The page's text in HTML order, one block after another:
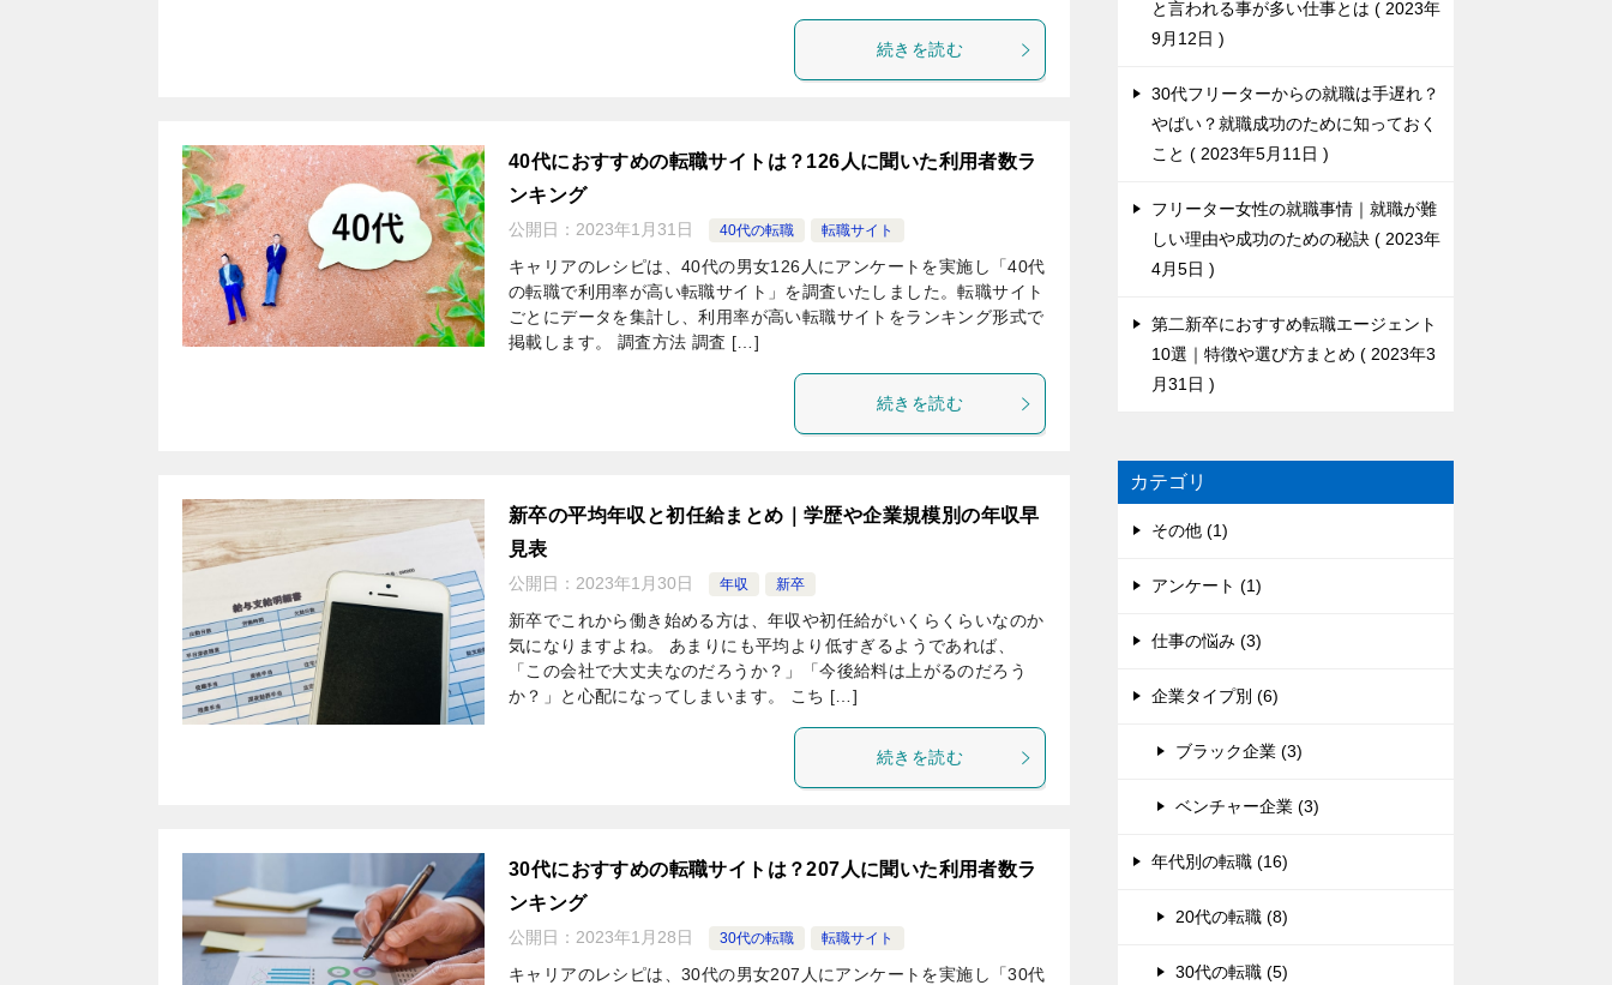
続きを読む
40代におすすめの転職サイトは？126人に聞いた利用者数ラ
ンキング
公開日： 2023年1月31日 40代の転職 転職サイト
キャリアのレシピは、40代の男女126人にアンケートを実施し「40代
の転職で利用率が高い転職サイト」を調査いたしました。転職サイト
ごとにデータを集計し、利用率が高い転職サイトをランキング形式で
掲載します。 調査方法 調査 […]
続きを読む
新卒の平均年収と初任給まとめ｜学歴や企業規模別の年収早
見表
公開日： 2023年1月30日 年収 新卒
新卒でこれから働き始める方は、年収や初任給がいくらくらいなのか
気になりますよね。 あまりにも平均より低すぎるようであれば、
「この会社で大丈夫なのだろうか？」「今後給料は上がるのだろう
か？」と心配になってしまいます。 こち […]
続きを読む
30代におすすめの転職サイトは？207人に聞いた利用者数ラ
ンキング
公開日： 2023年1月28日 30代の転職 転職サイト
キャリアのレシピは、30代の男女207人にアンケートを実施し「30代
と言われる事が多い仕事とは
2023年
9月12日
30代フリーターからの就職は手遅れ？
やばい？就職成功のために知っておく
こと
2023年5月11日
フリーター女性の就職事情｜就職が難
しい理由や成功のための秘訣
2023年
4月5日
第二新卒におすすめ転職エージェント
10選｜特徴や選び方まとめ
2023年3
月31日
カテゴリ
その他 (1)
アンケート (1)
仕事の悩み (3)
企業タイプ別 (6)
ブラック企業 (3)
ベンチャー企業 (3)
年代別の転職 (16)
20代の転職 (8)
30代の転職 (5)